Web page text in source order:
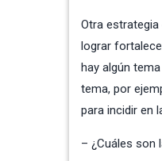
Otra
lograr
hay algún
tema, por
para incidir en
– ¿Cuáles son